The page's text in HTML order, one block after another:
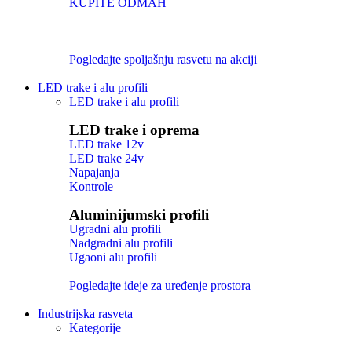
KUPITE ODMAH
Pogledajte spoljašnju rasvetu na akciji
LED trake i alu profili
LED trake i alu profili
LED trake i oprema
LED trake 12v
LED trake 24v
Napajanja
Kontrole
Aluminijumski profili
Ugradni alu profili
Nadgradni alu profili
Ugaoni alu profili
Pogledajte ideje za uređenje prostora
Industrijska rasveta
Kategorije